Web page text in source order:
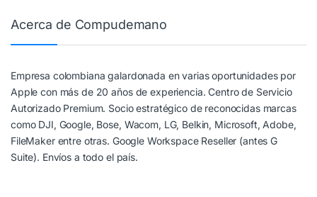
Acerca de Compudemano
Empresa colombiana galardonada en varias oportunidades por
Apple con más de 20 años de experiencia. Centro de Servicio
Autorizado Premium. Socio estratégico de reconocidas marcas
como DJI, Google, Bose, Wacom, LG, Belkin, Microsoft, Adobe,
FileMaker entre otras. Google Workspace Reseller (antes G
Suite). Envíos a todo el país.